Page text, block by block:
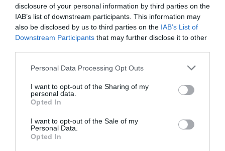
disclosure of your personal information by third parties on the
IAB’s list of downstream participants. This information may
also be disclosed by us to third parties on the IAB’s List of
Downstream Participants that may further disclose it to other
Please note that this website/app uses one or more Google
not limited to your visit or usage behaviour. You may click to
grant or deny consent to Google and its third-party tags to
use your data for below specified purposes in below Google
consent section.
Personal Data Processing Opt Outs
I want to opt-out of the Sharing of my
personal data.
Opted In
I want to opt-out of the Sale of my
Personal Data.
Opted In
HASONLÓ ÉRDEKESSÉGEK